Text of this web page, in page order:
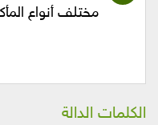
مختلف أنواع
الكلمات الدالة